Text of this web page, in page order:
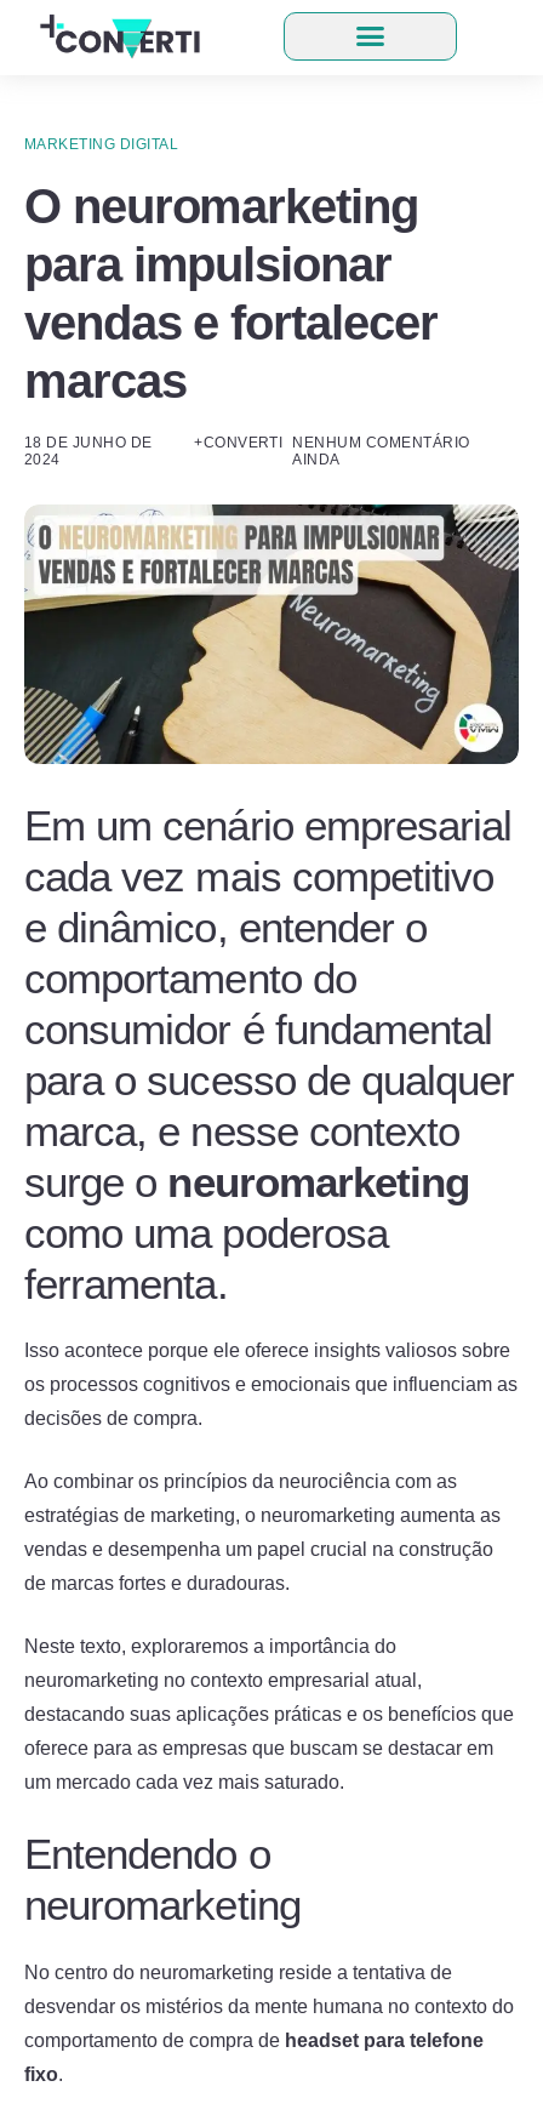
MARKETING DIGITAL
O neuromarketing
para impulsionar
vendas e fortalecer
marcas
18 DE JUNHO DE
2024
+CONVERTI
NENHUM COMENTÁRIO
AINDA
Em um cenário empresarial
cada vez mais competitivo
e dinâmico, entender o
comportamento do
consumidor é fundamental
para o sucesso de qualquer
marca, e nesse contexto
surge o neuromarketing
como uma poderosa
ferramenta.
Isso acontece porque ele oferece insights valiosos sobre
os processos cognitivos e emocionais que influenciam as
decisões de compra.
Ao combinar os princípios da neurociência com as
estratégias de marketing, o neuromarketing aumenta as
vendas e desempenha um papel crucial na construção
de marcas fortes e duradouras.
Neste texto, exploraremos a importância do
neuromarketing no contexto empresarial atual,
destacando suas aplicações práticas e os benefícios que
oferece para as empresas que buscam se destacar em
um mercado cada vez mais saturado.
Entendendo o
neuromarketing
No centro do neuromarketing reside a tentativa de
desvendar os mistérios da mente humana no contexto do
comportamento de compra de headset para telefone
fixo.